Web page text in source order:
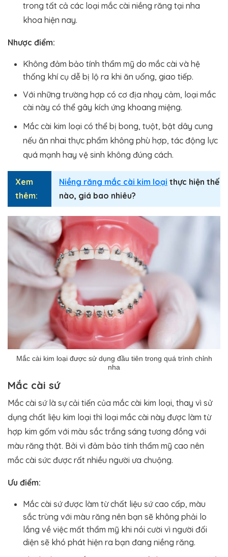
trong tất cả các loại mắc cài niềng răng tại nha
khoa hiện nay.
Nhược điểm:
Không đảm bảo tính thẩm mỹ do mắc cài và hệ
thống khí cụ dễ bị lộ ra khi ăn uống, giao tiếp.
Với những trường hợp có cơ địa nhạy cảm, loại mắc
cài này có thể gây kích ứng khoang miệng.
Mắc cài kim loại có thể bị bong, tuột, bật dây cung
nếu ăn nhai thực phẩm không phù hợp, tác động lực
quá mạnh hay vệ sinh không đúng cách.
Xem
thêm:
Niềng răng mắc cài kim loại thực hiện thế
nào, giá bao nhiêu?
Mắc cài kim loại được sử dụng đầu tiên trong quá trình chỉnh
nha
Mắc cài sứ
Mắc cài sứ là sự cải tiến của mắc cài kim loại, thay vì sử
dụng chất liệu kim loại thì loại mắc cài này được làm từ
hợp kim gốm với màu sắc trắng sáng tương đồng với
màu răng thật. Bởi vì đảm bảo tính thẩm mỹ cao nên
mắc cài sức được rất nhiều người ưa chuộng.
Ưu điểm:
Mắc cài sứ được làm từ chất liệu sứ cao cấp, màu
sắc trùng với màu răng nên bạn sẽ không phải lo
lắng về việc mất thẩm mỹ khi nói cười vì người đối
diện sẽ khó phát hiện ra bạn đang niềng răng.